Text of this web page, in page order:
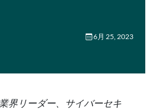
6月 25, 2023
界リーダー、サイバーセキ